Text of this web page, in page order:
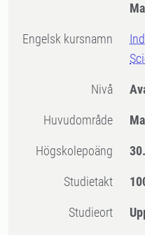
Engelsk kursnamn
Nivå
Huvudområde
högskolepoäng
Studietakt
Studieort